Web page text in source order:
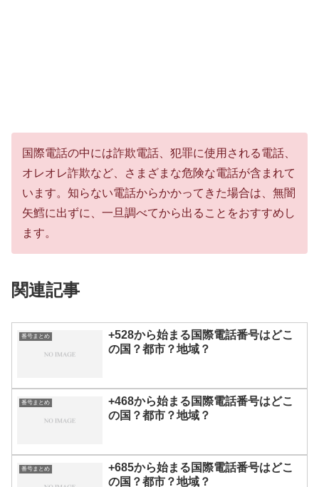
国際電話の中には詐欺電話、犯罪に使用される電話、
オレオレ詐欺など、さまざまな危険な電話が含まれて
います。知らない電話からかかってきた場合は、無闇
矢鱈に出ずに、一旦調べてから出ることをおすすめし
ます。
関連記事
番号まとめ
+528から始まる国際電話番号はどこ
の国？都市？地域？
番号まとめ
+468から始まる国際電話番号はどこ
の国？都市？地域？
番号まとめ
+685から始まる国際電話番号はどこ
の国？都市？地域？